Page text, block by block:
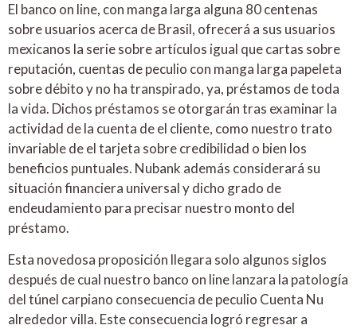
El banco on line, con manga larga alguna 80 centenas
sobre usuarios acerca de Brasil, ofrecerá a sus usuarios
mexicanos la serie sobre artículos igual que cartas sobre
reputación, cuentas de peculio con manga larga papeleta
sobre débito y no ha transpirado, ya, préstamos de toda
la vida. Dichos préstamos se otorgarán tras examinar la
actividad de la cuenta de el cliente, como nuestro trato
invariable de el tarjeta sobre credibilidad o bien los
beneficios puntuales. Nubank además considerará su
situación financiera universal y dicho grado de
endeudamiento para precisar nuestro monto del
préstamo.
Esta novedosa proposición llegara solo algunos siglos
después de cual nuestro banco on line lanzara la patologí­a
del túnel carpiano consecuencia de peculio Cuenta Nu
alrededor villa. Este consecuencia logró regresar a